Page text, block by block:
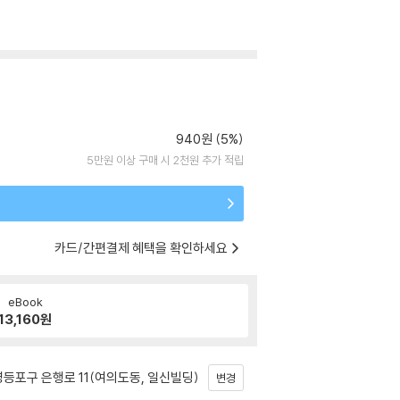
940원 (5%)
5만원 이상 구매 시 2천원 추가 적립
카드/간편결제 혜택을 확인하세요
eBook
원
포구 은행로 11(여의도동, 일신빌딩) 변경